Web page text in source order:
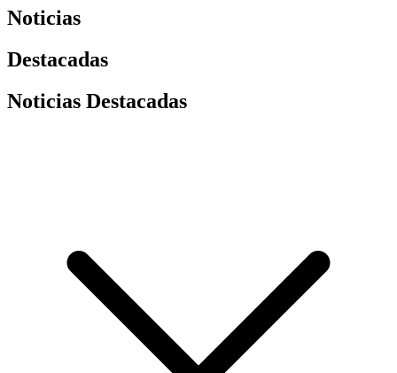
Noticias
Destacadas
Noticias Destacadas